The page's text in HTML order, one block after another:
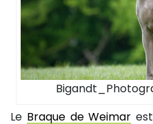
Le Braque de Weimar